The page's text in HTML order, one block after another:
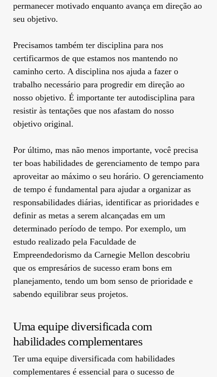
permanecer motivado enquanto avança em direção ao
seu objetivo.
Precisamos também ter disciplina para nos
certificarmos de que estamos nos mantendo no
caminho certo. A disciplina nos ajuda a fazer o
trabalho necessário para progredir em direção ao
nosso objetivo. É importante ter autodisciplina para
resistir às tentações que nos afastam do nosso
objetivo original.
Por último, mas não menos importante, você precisa
ter boas habilidades de gerenciamento de tempo para
aproveitar ao máximo o seu horário. O gerenciamento
de tempo é fundamental para ajudar a organizar as
responsabilidades diárias, identificar as prioridades e
definir as metas a serem alcançadas em um
determinado período de tempo. Por exemplo, um
estudo realizado pela Faculdade de
Empreendedorismo da Carnegie Mellon descobriu
que os empresários de sucesso eram bons em
planejamento, tendo um bom senso de prioridade e
sabendo equilibrar seus projetos.
Uma equipe diversificada com
habilidades complementares
Ter uma equipe diversificada com habilidades
complementares é essencial para o sucesso de